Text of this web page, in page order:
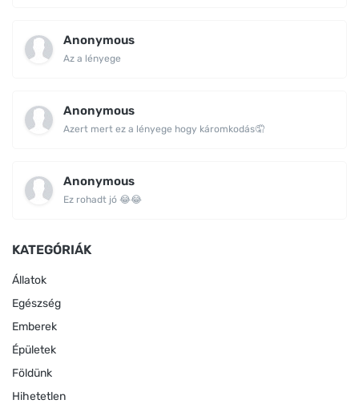
Anonymous
Az a lényege
Anonymous
Azert mert ez a lényege hogy káromkodás🤦
Anonymous
Ez rohadt jó 😂😂
KATEGÓRIÁK
Állatok
Egészség
Emberek
Épületek
Földünk
Hihetetlen